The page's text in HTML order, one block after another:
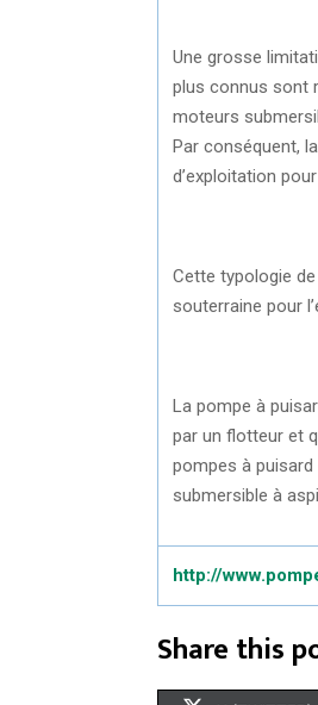
Une grosse
plus connus sont
moteurs
Par conséquent,
d’exploitation
Cette typologie de
souterraine pour
La pompe à
par un flotteur et
pompes à
submersible à
http://
Share this